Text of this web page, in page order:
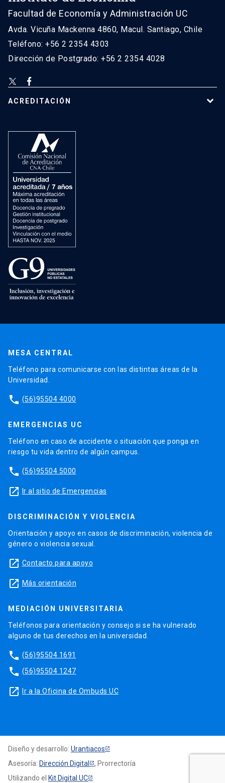
Facultad de Economía y Administración UC
Avda. Vicuña Mackenna 4860, Macul. Santiago, Chile
Teléfono: +56 2 2354 4303
Dirección de Postgrado: +56 2 2354 4028
ACREDITACIÓN
MESA CENTRAL
Teléfono para comunicarse con las distintas áreas de la
Universidad.
phone (56)95504 4000
EMERGENCIAS UC
Teléfono en caso de accidente o situación que ponga en
riesgo tu vida dentro de algún campus.
phone (56)95504 5000
launch Ir al sitio de Emergencias
DISCRIMINACIÓN Y VIOLENCIA
Orientación y apoyo en casos de discriminación, violencia de
género o violencia sexual.
launch Contacto para apoyo
launch Más orientación
MEDIACIÓN UNIVERSITARIA
Teléfonos para orientación y consejo si se ha vulnerado
alguno de tus derechos en la universidad.
phone (56)95504 1691
phone (56)95504 1247
launch Ir a la Oficina de Ombuds UC
Diseño y desarrollo: Urantiacos
Asesoría: Dirección Digital
, Prorrectoría
Utilizando el Kit Digital UC